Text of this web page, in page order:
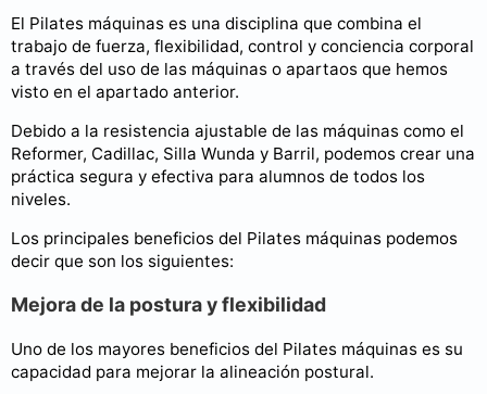
El Pilates máquinas es una disciplina que combina el
trabajo de fuerza, flexibilidad, control y conciencia corporal
a través del uso de las máquinas o apartaos que hemos
visto en el apartado anterior.
Debido a la resistencia ajustable de las máquinas como el
Reformer, Cadillac, Silla Wunda y Barril, podemos crear una
práctica segura y efectiva para alumnos de todos los
niveles.
Los principales beneficios del Pilates máquinas podemos
decir que son los siguientes:
Mejora de la postura y flexibilidad
Uno de los mayores beneficios del Pilates máquinas es su
capacidad para mejorar la alineación postural.